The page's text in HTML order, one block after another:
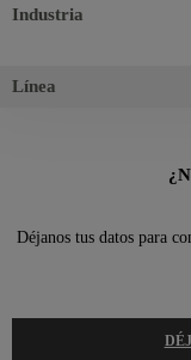
Industria
Línea
Déjanos tus datos para